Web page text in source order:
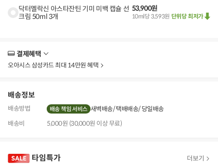
닥터멜락신 아스타잔틴 기미 미백 캡슐 선
크림 50ml 3개
53,900원
10ml당 3,593원 단위당 최저가
결제혜택
보
오아시스 삼성카드 최대 14만원 혜택
배송정보
배송방법 배송 책임 서비스 새벽배송 택배배송 당일배송
배송비
5,000원 (30,000원 이상 무료)
타임특가 더보기